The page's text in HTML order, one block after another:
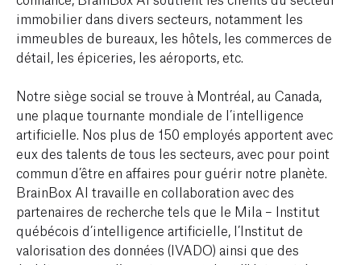
immobilier dans divers secteurs, notamment les
immeubles de bureaux, les hôtels, les commerces de
détail, les épiceries, les aéroports, etc.
Notre siège social se trouve à Montréal, au Canada,
une plaque tournante mondiale de l’intelligence
artificielle. Nos plus de 150 employés apportent avec
eux des talents de tous les secteurs, avec pour point
commun d’être en affaires pour guérir notre planète.
BrainBox AI travaille en collaboration avec des
partenaires de recherche tels que le Mila – Institut
québécois d’intelligence artificielle, l’Institut de
valorisation des données (IVADO) ainsi que des